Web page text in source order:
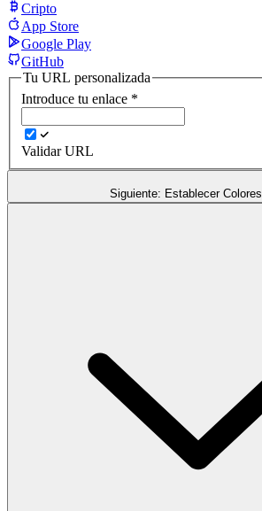
Cripto
App Store
Google Play
GitHub
Tu URL personalizada
Introduce tu enlace *
Validar URL
Siguiente: Establecer Colores